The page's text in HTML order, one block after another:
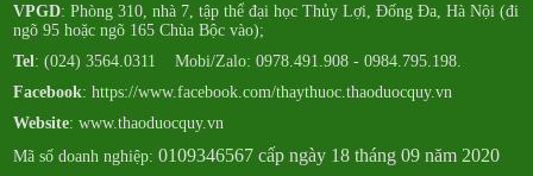
VPGD: Phòng 310, nhà 7, tập thể đại học Thủy Lợi, Đống Đa, Hà Nội (đi
ngõ 95 hoặc ngõ 165 Chùa Bộc vào);
Tel: (024) 3564.0311 Mobi/Zalo: 0978.491.908 - 0984.795.198.
Facebook:https://www.facebook.com/thaythuoc.thaoduocquy.vn
Website: www.thaoduocquy.vn
Mã số doanh nghiệp:0109346567 cấp ngày 18 tháng 09 năm 2020